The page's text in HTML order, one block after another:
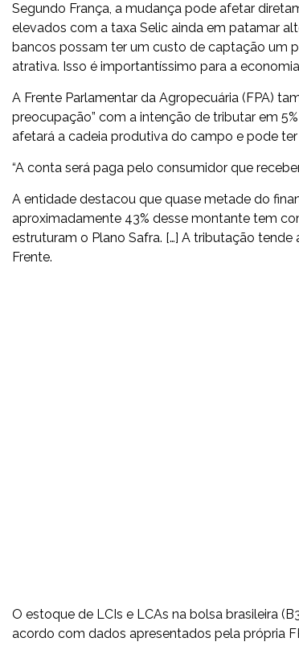
Segundo França, a mudança pode afetar
elevados com a taxa Selic ainda em patamar
bancos possam ter um custo de captação um
atrativa. Isso é importantíssimo para a
A Frente Parlamentar da Agropecuária (FPA)
preocupação” com a intenção de tributar em
afetará a cadeia produtiva do campo e pode
“A conta será paga pelo consumidor que
A entidade destacou que quase metade do
aproximadamente 43% desse montante tem
estruturam o Plano Safra. […] A tributação
Frente.
O estoque de LCIs e LCAs na bolsa brasileira
acordo com dados apresentados pela própria